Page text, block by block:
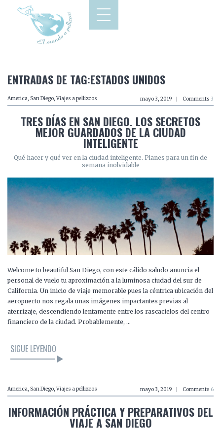
ENTRADAS DE TAG:ESTADOS UNIDOS
America, San Diego, Viajes a pellizcos mayo 3, 2019 Comments 3
TRES DÍAS EN SAN DIEGO. LOS SECRETOS
MEJOR GUARDADOS DE LA CIUDAD
INTELIGENTE
Qué hacer y qué ver en la ciudad inteligente. Planes para un fin de
semana inolvidable
Welcome to beautiful San Diego, con este cálido saludo anuncia el
personal de vuelo tu aproximación a la luminosa ciudad del sur de
California. Un inicio de viaje memorable pues la céntrica ubicación del
aeropuerto nos regala unas imágenes impactantes previas al
aterrizaje, descendiendo lentamente entre los rascacielos del centro
financiero de la ciudad. Probablemente, …
SIGUE LEYENDO
America, San Diego, Viajes a pellizcos mayo 3, 2019 Comments 6
INFORMACIÓN PRÁCTICA Y PREPARATIVOS DEL
VIAJE A SAN DIEGO